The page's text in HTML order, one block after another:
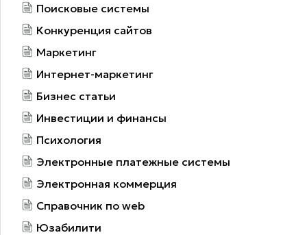
Поисковые системы
Конкуренция сайтов
Маркетинг
Интернет-маркетинг
Бизнес статьи
Инвестиции и финансы
Психология
Электронные платежные системы
Электронная коммерция
Справочник по web
Юзабилити